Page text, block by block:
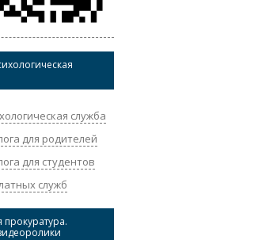
служба
для родителей
для студентов
служб